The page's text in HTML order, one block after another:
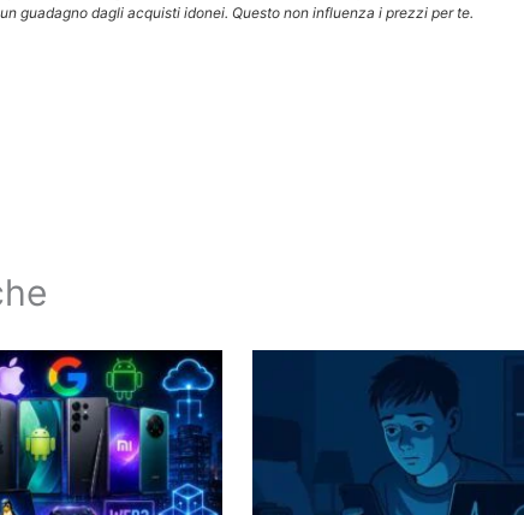
un guadagno dagli acquisti idonei. Questo non influenza i prezzi per te.